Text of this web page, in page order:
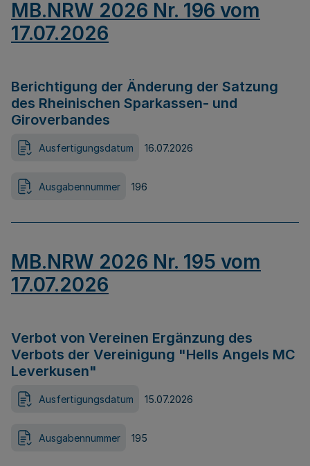
MB.NRW 2026 Nr. 196 vom
17.07.2026
Berichtigung der Änderung der Satzung
des Rheinischen Sparkassen- und
Giroverbandes
Ausfertigungsdatum 16.07.2026
Ausgabennummer 196
MB.NRW 2026 Nr. 195 vom
17.07.2026
Verbot von Vereinen Ergänzung des
Verbots der Vereinigung "Hells Angels MC
Leverkusen"
Ausfertigungsdatum 15.07.2026
Ausgabennummer 195